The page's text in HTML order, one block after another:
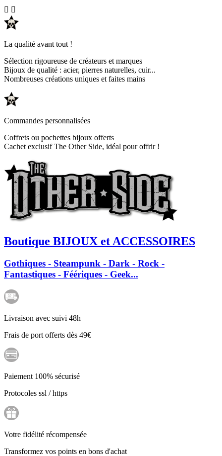
 
La qualité avant tout !
Sélection rigoureuse de créateurs et marques
Bijoux de qualité : acier, pierres naturelles, cuir...
Nombreuses créations uniques et faites mains
Commandes personnalisées
Coffrets ou pochettes bijoux offerts
Cachet exclusif The Other Side, idéal pour offrir !
Boutique BIJOUX et ACCESSOIRES
Gothiques - Steampunk - Dark - Rock -
Fantastiques - Féériques - Geek...
Livraison avec suivi 48h
Frais de port offerts dès 49€
Paiement 100% sécurisé
Protocoles ssl / https
Votre fidélité récompensée
Transformez vos points en bons d'achat